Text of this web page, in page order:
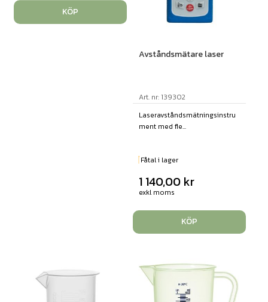
KÖP
Avståndsmätare laser
Art. nr: 139302
Laseravståndsmätningsinstru
ment med fle...
Fåtal i lager
1 140,00 kr
exkl moms
KÖP